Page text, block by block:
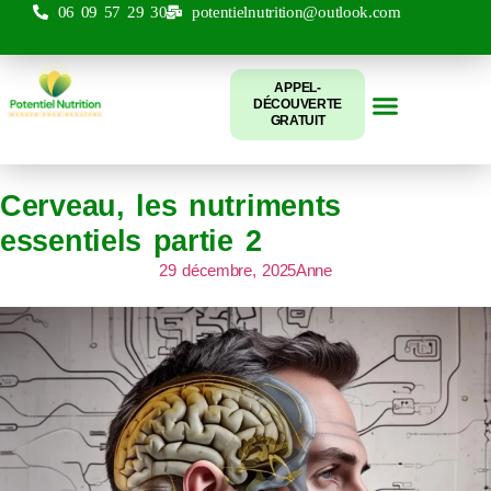
06 09 57 29 30 potentielnutrition@outlook.com
APPEL-
DÉCOUVERTE
GRATUIT
Cerveau, les nutriments
essentiels partie 2
29 décembre, 2025Anne